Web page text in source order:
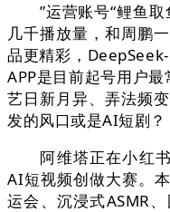
”运营账号“鲤鱼取
几千播放量，和周鹏
品更精彩，
APP是目前起号用户
艺日新月异、弄法频
发的风口或是AI短剧？
阿维塔正在小红书
AI短视频创做大赛。
运会、沉浸式ASMR